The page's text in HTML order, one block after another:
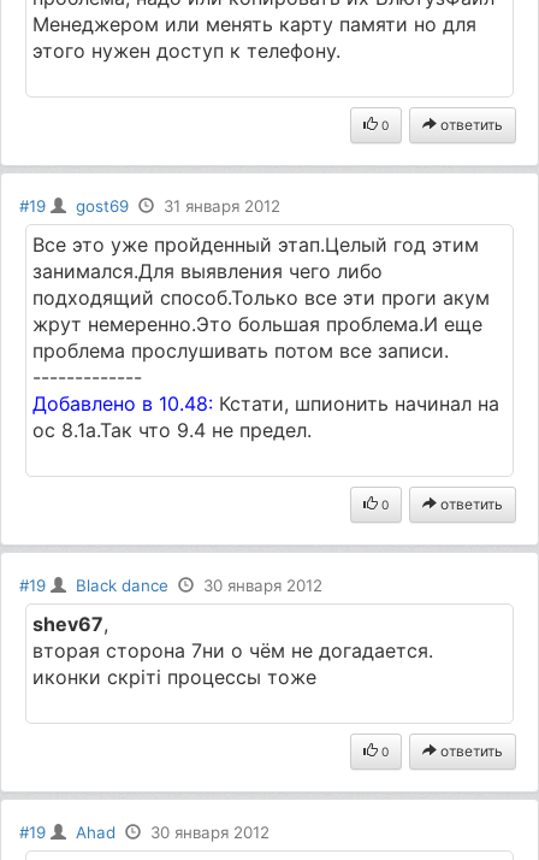
Менеджером или менять карту памяти но для
этого нужен доступ к телефону.
0 ответить
#19 gost69 31 января 2012
Все это уже пройденный этап.Целый год этим
занимался.Для выявления чего либо
подходящий способ.Только все эти проги акум
жрут немеренно.Это большая проблема.И еще
проблема прослушивать потом все записи.
-------------
Добавлено в 10.48: Кстати, шпионить начинал на
ос 8.1а.Так что 9.4 не предел.
0 ответить
#19 Black dance 30 января 2012
shev67,
вторая сторона 7ни о чём не догадается.
иконки скріті процессы тоже
0 ответить
#19 Ahad 30 января 2012